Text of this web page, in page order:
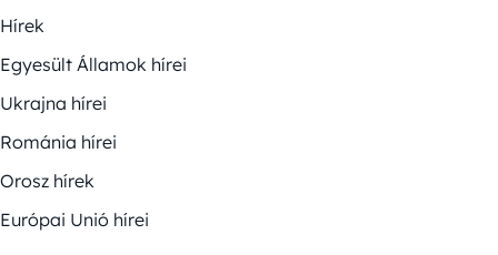
Hírek
Egyesült Államok hírei
Ukrajna hírei
Románia hírei
Orosz hírek
Európai Unió hírei